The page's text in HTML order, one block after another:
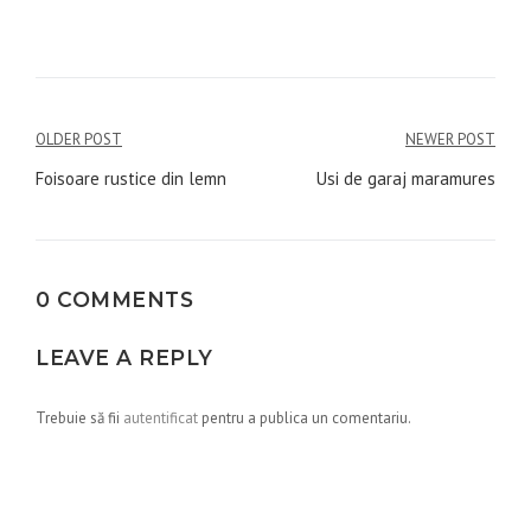
Navigare
în
OLDER POST
Foisoare rustice din lemn
NEWER POST
Usi de garaj maramures
0 COMMENTS
LEAVE A REPLY
Trebuie să fii autentificat pentru a publica un comentariu.